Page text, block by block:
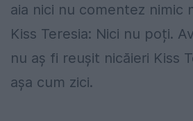
aia nici nu comentez nimic
Kiss Teresia: Nici nu poți.
nu aș fi reușit nicăieri Kiss
așa cum zici.